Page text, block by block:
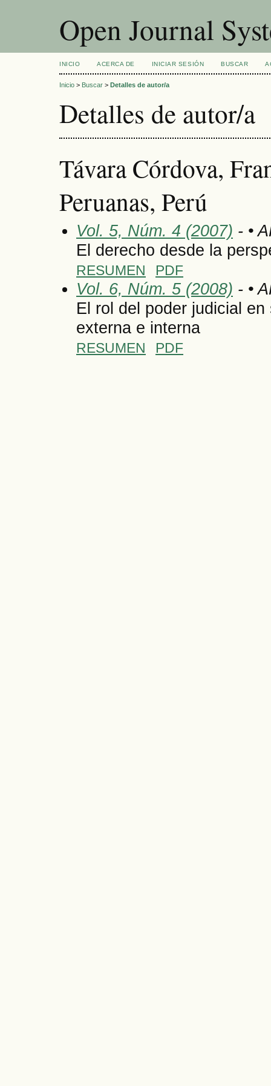
Open Journal
INICIO ACERCA DE INICIAR SESIÓN BUSCAR
Inicio > Buscar > Detalles de autor/a
Detalles de autor/a
Távara Córdova,
Peruanas, Perú
Vol. 5, Núm. 4 (2007) - •
El derecho desde la
RESUMEN PDF
Vol. 6, Núm. 5 (2008) - •
El rol del poder judicial
externa e interna
RESUMEN PDF